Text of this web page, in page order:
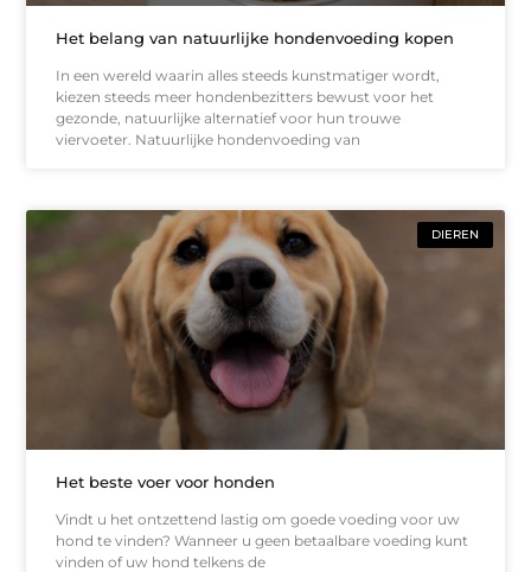
Het belang van natuurlijke hondenvoeding kopen
In een wereld waarin alles steeds kunstmatiger wordt,
kiezen steeds meer hondenbezitters bewust voor het
gezonde, natuurlijke alternatief voor hun trouwe
viervoeter. Natuurlijke hondenvoeding van
DIEREN
Het beste voer voor honden
Vindt u het ontzettend lastig om goede voeding voor uw
hond te vinden? Wanneer u geen betaalbare voeding kunt
vinden of uw hond telkens de